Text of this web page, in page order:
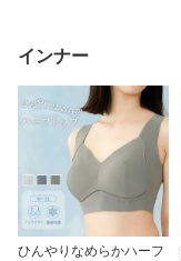
インナー
ひんやりなめらかハーフ